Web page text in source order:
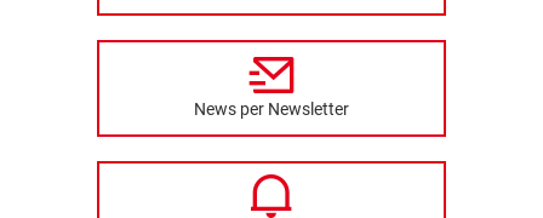
News per Newsletter